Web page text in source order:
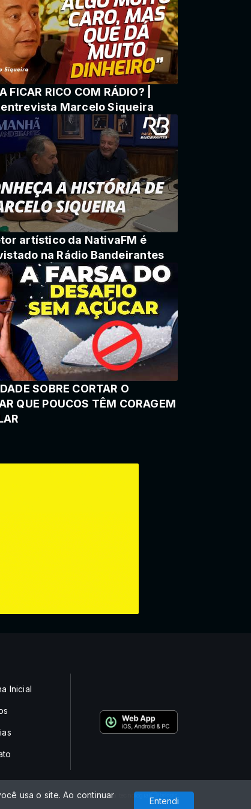
FICAR RICO COM RÁDIO? |
Marcelo Siqueira
artístico da NativaFM é
na Rádio Bandeirantes
SOBRE CORTAR O
QUE POUCOS TÊM CORAGEM
Inicial
Com a tecnologia
usa o site. Ao continuar
Entendi